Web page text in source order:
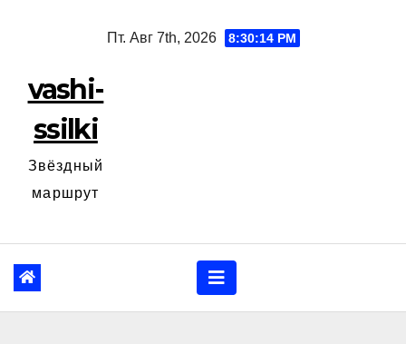
Пт. Авг 7th, 2026 8:30:15 PM
vashi-
ssilki
Звёздный
маршрут